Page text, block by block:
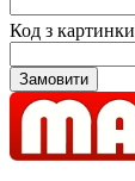
Код з картинки
Замовити